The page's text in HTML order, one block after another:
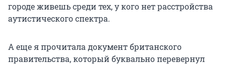
городе живешь среди тех, у кого нет расстройства
аутистического спектра.
А еще я прочитала документ британского
правительства, который буквально перевернул